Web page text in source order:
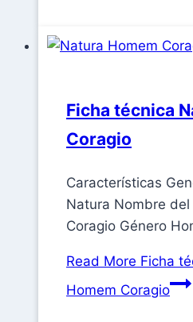
Ficha técnica
Coragio
Características
Natura Nombre
Coragio Género
Read More Ficha
Homem Coragio